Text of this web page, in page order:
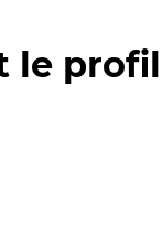
le